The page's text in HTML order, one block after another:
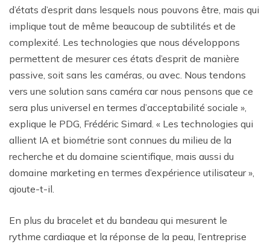
d’états d’esprit dans lesquels nous pouvons être, mais qui
implique tout de même beaucoup de subtilités et de
complexité. Les technologies que nous développons
permettent de mesurer ces états d’esprit de manière
passive, soit sans les caméras, ou avec. Nous tendons
vers une solution sans caméra car nous pensons que ce
sera plus universel en termes d’acceptabilité sociale »,
explique le PDG, Frédéric Simard. « Les technologies qui
allient IA et biométrie sont connues du milieu de la
recherche et du domaine scientifique, mais aussi du
domaine marketing en termes d’expérience utilisateur »,
ajoute-t-il.
En plus du bracelet et du bandeau qui mesurent le
rythme cardiaque et la réponse de la peau, l’entreprise